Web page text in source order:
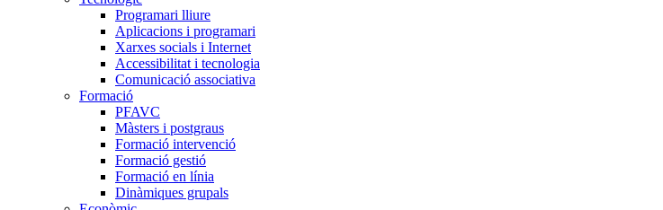
Programari lliure
Aplicacions i programari
Xarxes socials i Internet
Accessibilitat i tecnologia
Comunicació associativa
Formació
PFAVC
Màsters i postgraus
Formació intervenció
Formació gestió
Formació en línia
Dinàmiques grupals